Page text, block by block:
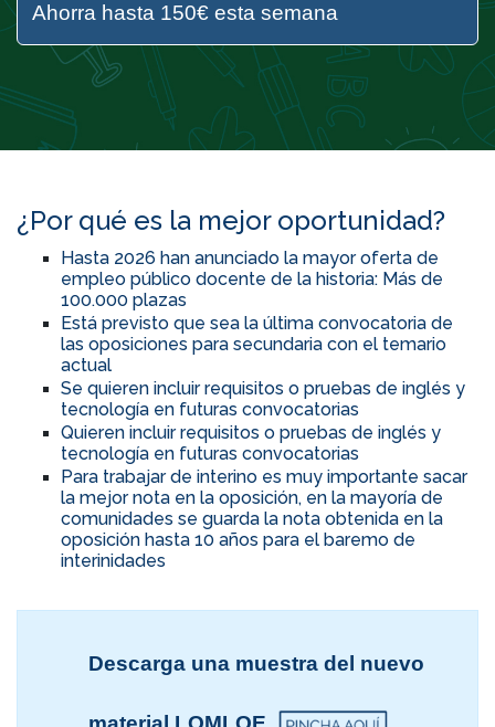
Ahorra hasta 150€ esta semana
¿Por qué es la mejor oportunidad?
Hasta 2026 han anunciado la mayor oferta de
empleo público docente de la historia: Más de
100.000 plazas
Está previsto que sea la última convocatoria de
las oposiciones para secundaria con el temario
actual
Se quieren incluir requisitos o pruebas de inglés y
tecnología en futuras convocatorias
Quieren incluir requisitos o pruebas de inglés y
tecnología en futuras convocatorias
Para trabajar de interino es muy importante sacar
la mejor nota en la oposición, en la mayoría de
comunidades se guarda la nota obtenida en la
oposición hasta 10 años para el baremo de
interinidades
Descarga una muestra del nuevo